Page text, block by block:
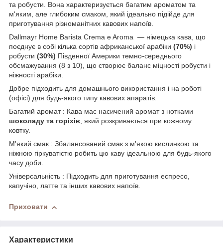
та робусти. Вона характеризується багатим ароматом та
м'яким, але глибоким смаком, який ідеально підійде для
приготування різноманітних кавових напоїв.
Dallmayr Home Barista Crema e Aroma — німецька кава, що
поєднує в собі кілька сортів африканської арабіки (70%) і
робусти (30%) Південної Америки темно-середнього
обсмажування (8 з 10), що створює баланс міцності робусти і
ніжності арабіки.
Добре підходить для домашнього використання і на роботі
(офісі) для будь-якого типу кавових апаратів.
Багатий аромат : Кава має насичений аромат з нотками
шоколаду та горіхів, який розкривається при кожному
ковтку.
М'який смак : Збалансований смак з м'якою кислинкою та
ніжною гіркуватістю робить цю каву ідеальною для будь-якого
часу доби.
Універсальність : Підходить для приготування еспресо,
капучіно, латте та інших кавових напоїв.
Приховати
Характеристики